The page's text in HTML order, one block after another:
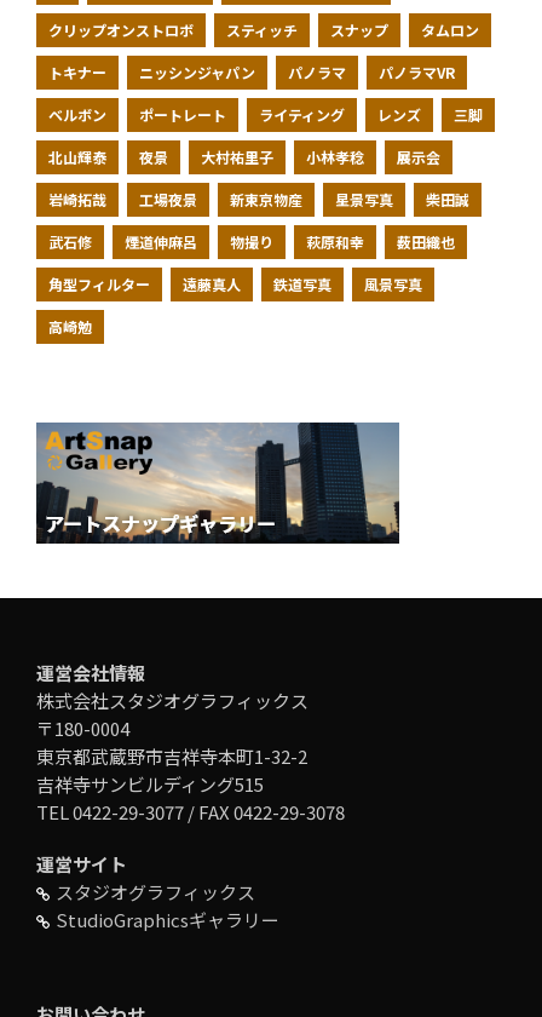
クリップオンストロボ スティッチ スナップ タムロン
トキナー ニッシンジャパン パノラマ パノラマVR
ベルボン ポートレート ライティング レンズ 三脚
北山輝泰 夜景 大村祐里子 小林孝稔 展示会
岩崎拓哉 工場夜景 新東京物産 星景写真 柴田誠
武石修 煙道伸麻呂 物撮り 萩原和幸 薮田織也
角型フィルター 遠藤真人 鉄道写真 風景写真
高崎勉
運営会社情報
株式会社スタジオグラフィックス
〒180-0004
東京都武蔵野市吉祥寺本町1-32-2
吉祥寺サンビルディング515
TEL 0422-29-3077 / FAX 0422-29-3078
運営サイト
スタジオグラフィックス
StudioGraphicsギャラリー